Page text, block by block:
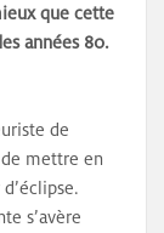
que cette
années 80.
de
mettre en
s’avère